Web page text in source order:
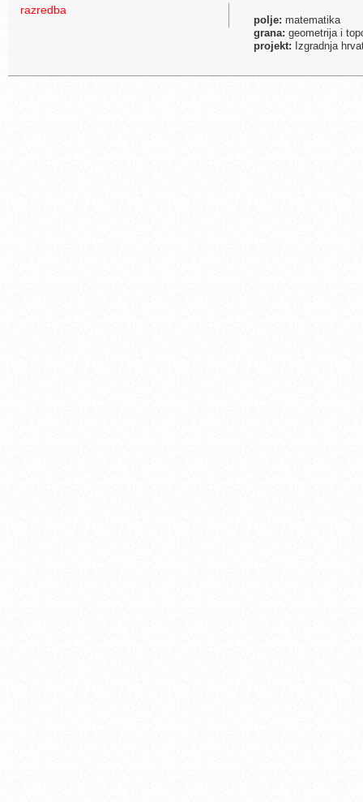
razredba
polje: matematika
grana: geometrija i
projekt: Izgradnja